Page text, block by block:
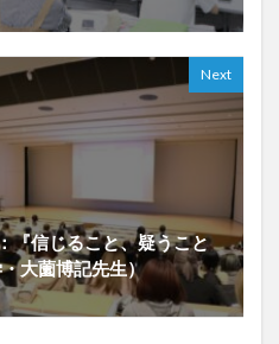
Next
『信じること、疑うこと
大薗博記先生）